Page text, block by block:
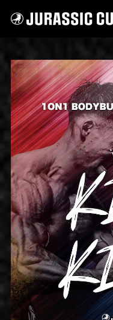
NEWS
大会情報
スポンサー
チケット販売
大会の特徴
過去大会の審
クラウドファン
グッズ
主催者紹介
プライバシーポ
よくあるご質問
お問い合わせ
大会規約